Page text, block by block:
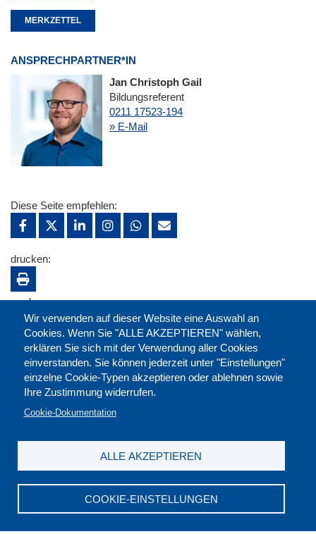
MERKZETTEL
ANSPRECHPARTNER*IN
Jan Christoph Gail
Bildungsreferent
0211 17523-194
» E-Mail
Wir verwenden auf dieser Website eine Auswahl an
Cookies. Wenn Sie "ALLE AKZEPTIEREN" wählen,
erklären Sie sich mit der Verwendung aller Cookies
einverstanden. Sie können jederzeit unter "Einstellungen"
einzelne Cookie-Typen akzeptieren oder ablehnen sowie
Ihre Zustimmung widerrufen.
Cookie-Dokumentation
COOKIE-EINSTELLUNGEN
ALLE AKZEPTIEREN
Diese Seite empfehlen:
drucken:
merken:
DGB-Bildungswerk NRW e.V. © 2026